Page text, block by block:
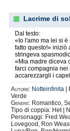
Lacrime di
Dal testo:
«Io l'amo ma lei si
fatto questo!» iniziò
stringeva
«Mia madre diceva
farci compagnia nei
accarezzargli i
Autore: Notteinfinita
Verde
Genere: Romantico,
Tipo di coppia: Het |
Personaggi: Fred
Lovegood, Ron